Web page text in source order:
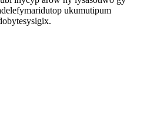
ukumutipum